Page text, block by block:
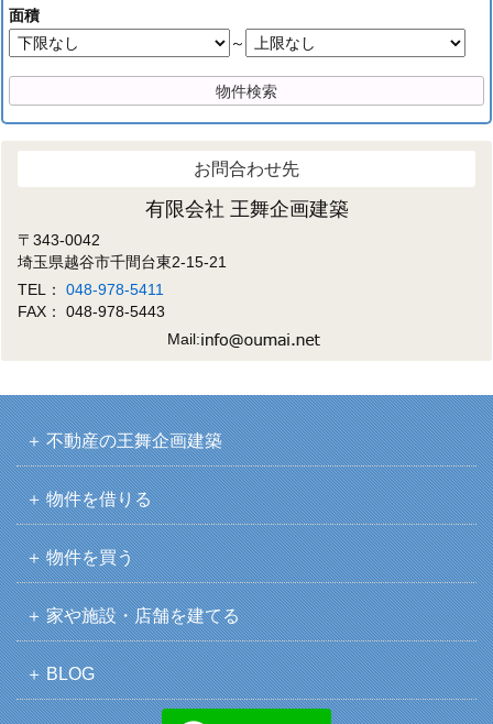
面積
～
お問合わせ先
有限会社 王舞企画建築
〒343-0042
埼玉県越谷市千間台東2-15-21
TEL：048-978-5411
FAX： 048-978-5443
Mail:
不動産の王舞企画建築
物件を借りる
物件を買う
家や施設・店舗を建てる
BLOG